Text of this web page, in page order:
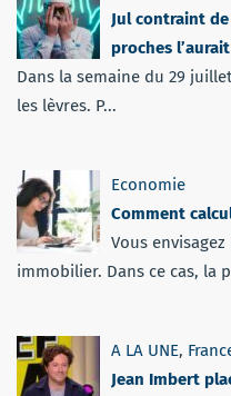
Jul contraint
proches
Dans la semaine du 29
les lèvres. P...
Economie
Comment
Vous
immobilier. Dans ce cas, la
A LA UNE,
Jean Imbert